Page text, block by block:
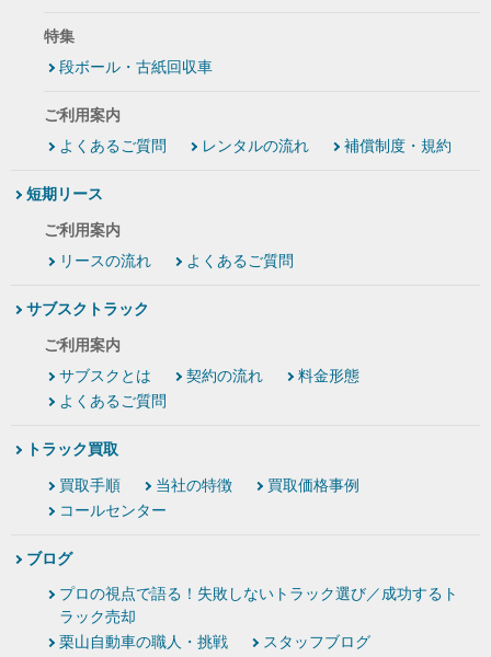
特集
段ボール・古紙回収車
ご利用案内
よくあるご質問
レンタルの流れ 補償制度・規約
短期リース
ご利用案内
リースの流れ
よくあるご質問
サブスクトラック
ご利用案内
サブスクとは
契約の流れ
料金形態
よくあるご質問
トラック買取
買取手順 当社の特徴
買取価格事例
コールセンター
ブログ
プロの視点で語る！失敗しないトラック選び／成功するト
ラック売却
栗山自動車の職人・挑戦
スタッフブログ